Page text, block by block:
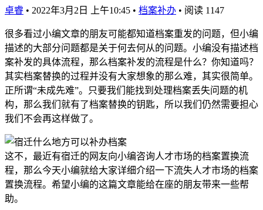
卓睿 • 2022年3月2日 上午10:45 • 档案补办 • 阅读 1147
很多看过小编文章的朋友可能都知道档案重发的问题，但小编
描述的大部分问题都是关于何去何从的问题。小编没有描述档
案补发的具体流程，那么档案补发的流程是什么？你知道吗？
其实档案替换的过程并没有大家想象的那么难，其实很简单。
正所谓“未成先难”。只要我们能找到处理档案丢失问题的机
构，那么我们就有了档案替换的钥匙，所以我们仍然需要担心
我们不会再这样做了。
这不，最近有宿迁的网友向小编咨询人才市场的档案置换流
程，那么今天小编就给大家详细介绍一下流失人才市场的档案
置换流程。希望小编的这篇文章能给在座的朋友带来一些帮
助。